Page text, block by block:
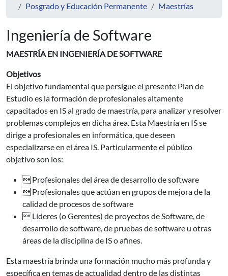
Posgrado y Educación Permanente
Maestrías
Ingeniería de Software
MAESTRÍA EN INGENIERÍA DE SOFTWARE
Objetivos
El objetivo fundamental que persigue el presente Plan de
Estudio es la formación de profesionales altamente
capacitados en IS al grado de maestría, para analizar y resolver
problemas complejos en dicha área. Esta Maestría en IS se
dirige a profesionales en informática, que deseen
especializarse en el área IS. Particularmente el público
objetivo son los:
 Profesionales del área de desarrollo de software
 Profesionales que actúan en grupos de mejora de la
calidad de procesos de software
 Líderes (o Gerentes) de proyectos de Software, de
desarrollo de software, de pruebas de software u otras
áreas de la disciplina de IS o afines.
Esta maestría brinda una formación mucho más profunda y
específica en temas de actualidad dentro de las distintas